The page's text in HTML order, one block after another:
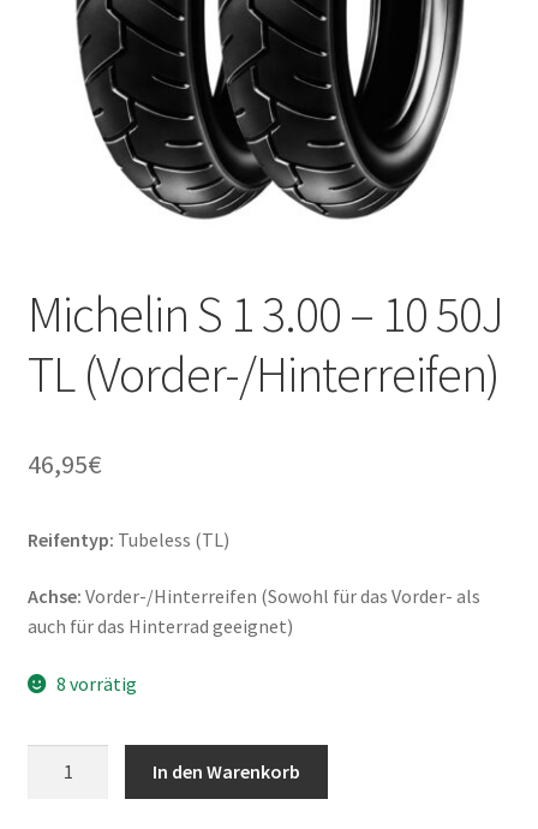
Michelin S 1 3.00 – 10 50J
TL (Vorder-/Hinterreifen)
46,95€
Reifentyp: Tubeless (TL)
Achse: Vorder-/Hinterreifen (Sowohl für das Vorder- als
auch für das Hinterrad geeignet)
8 vorrätig
In den Warenkorb